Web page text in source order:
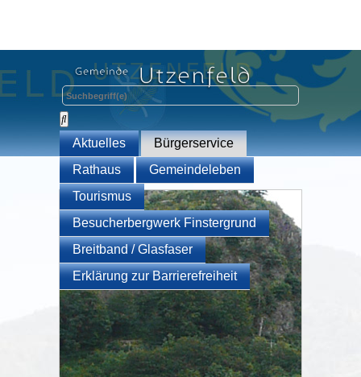
Aktuelles
Bürgerservice
Rathaus
Gemeindeleben
Tourismus
Besucherbergwerk Finstergrund
Breitband / Glasfaser
Erklärung zur Barrierefreiheit